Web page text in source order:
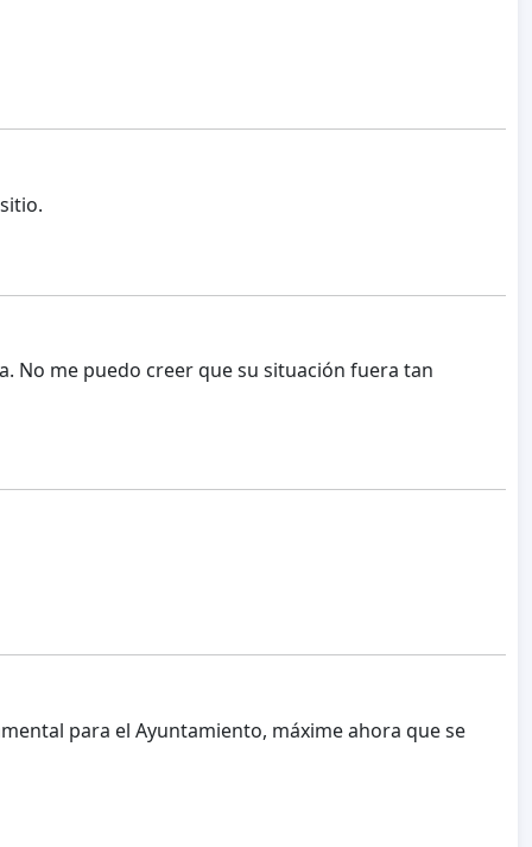
No me puedo creer que su situación fuera tan
para el Ayuntamiento, máxime ahora que se